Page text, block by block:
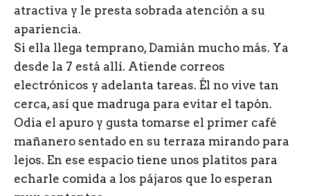
atractiva y le presta sobrada atención a su
apariencia.
Si ella llega temprano, Damián mucho más. Ya
desde la 7 está allí. Atiende correos
electrónicos y adelanta tareas. Él no vive tan
cerca, así que madruga para evitar el tapón.
Odia el apuro y gusta tomarse el primer café
mañanero sentado en su terraza mirando para
lejos. En ese espacio tiene unos platitos para
echarle comida a los pájaros que lo esperan